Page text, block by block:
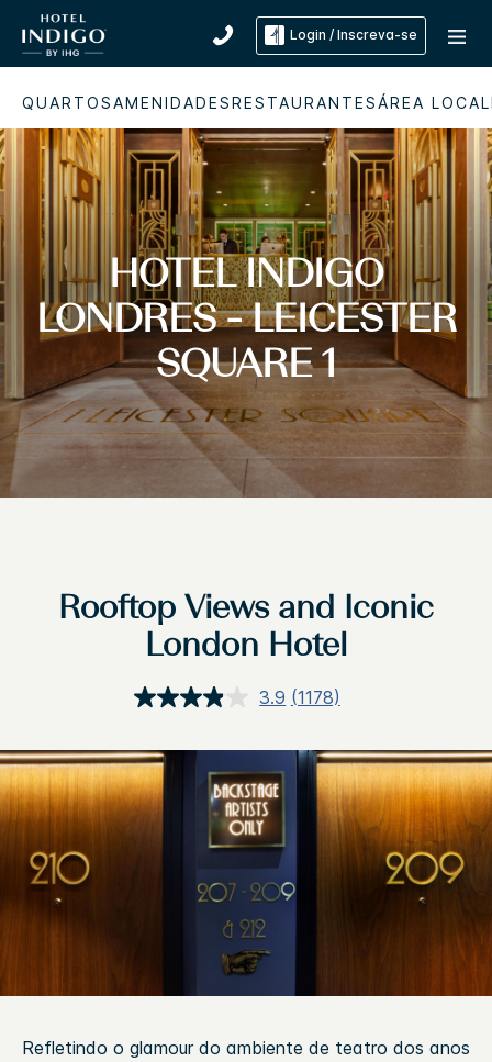
Login / Inscreva-se
QUARTOSAMENIDADESRESTAURANTESÁREA LOCAL
HOTEL INDIGO
LONDRES - LEICESTER
SQUARE 1
Rooftop Views and Iconic
London Hotel
3.9 Ler
Link
abre
mesma
página.
(1178)
Refletindo o glamour do ambiente de teatro dos anos